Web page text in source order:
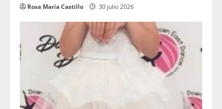
Rosa María Castillo 30 julio 2026